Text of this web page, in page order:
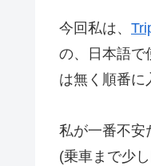
今回私は、
の、日本語で
は無く順番に
私が一番不安
(乗車まで少